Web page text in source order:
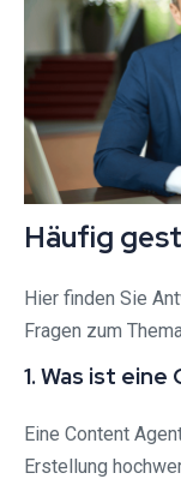
Häufig
Hier finden Sie
Fragen zum
1. Was ist
Eine Content
Erstellung